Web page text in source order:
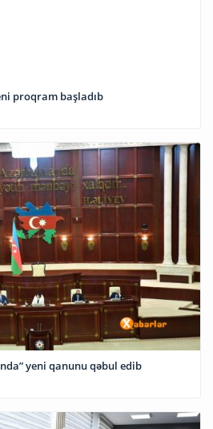
proqram başladıb
yeni qanunu qəbul edib